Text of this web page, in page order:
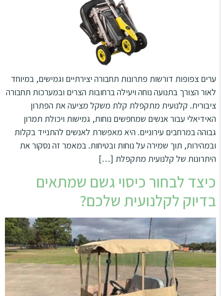
ערים צפופות דורשות פתרונות תחבורה יצירתיים וגמישים, במיוחד
לאור הצורך בתנועה נוחה ויעילה ברחובות הצרים ובמערכות תחבורה
ציבורית. קלנועית מתקפלת קלת משקל מציעה את הפתרון
האידיאלי עבור אנשים שמחפשים נוחות, גמישות ויכולת תמרון
גבוהה במרחבים עירוניים. היא מאפשרת לאנשים להתנייד בקלות
ובמהירות, תוך שמירה על נוחות ובטיחות. במאמר זה נסקור את
היתרונות של קלנועית מתקפלת […]
כיצד לבחור כיסוי גשם שמתאים
בדיוק לקלנועית שלכם?